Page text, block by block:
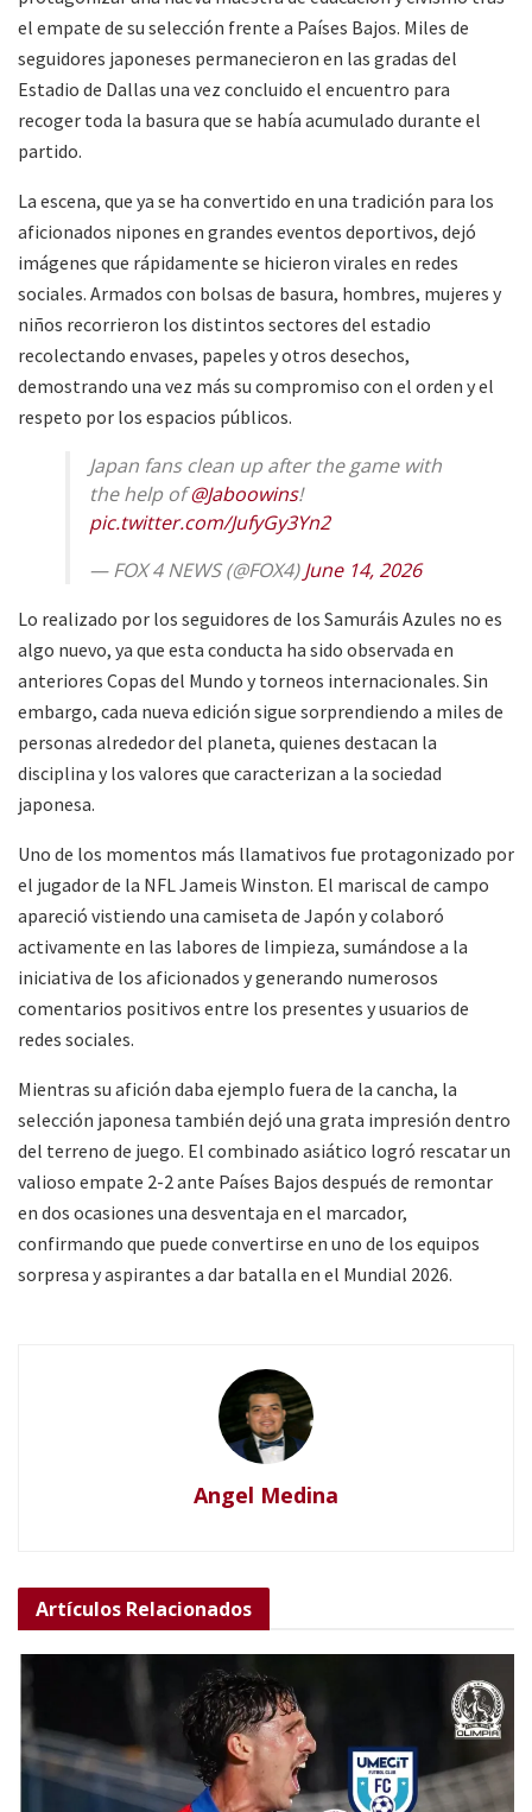
el empate de su selección frente a Países Bajos. Miles de
seguidores japoneses permanecieron en las gradas del
Estadio de Dallas una vez concluido el encuentro para
recoger toda la basura que se había acumulado durante el
partido.
La escena, que ya se ha convertido en una tradición para los
aficionados nipones en grandes eventos deportivos, dejó
imágenes que rápidamente se hicieron virales en redes
sociales. Armados con bolsas de basura, hombres, mujeres y
niños recorrieron los distintos sectores del estadio
recolectando envases, papeles y otros desechos,
demostrando una vez más su compromiso con el orden y el
respeto por los espacios públicos.
Japan fans clean up after the game with
the help of@Jaboowins!
pic.twitter.com/JufyGy3Yn2
— FOX 4 NEWS (@FOX4)June 14, 2026
Lo realizado por los seguidores de los Samuráis Azules no es
algo nuevo, ya que esta conducta ha sido observada en
anteriores Copas del Mundo y torneos internacionales. Sin
embargo, cada nueva edición sigue sorprendiendo a miles de
personas alrededor del planeta, quienes destacan la
disciplina y los valores que caracterizan a la sociedad
japonesa.
Uno de los momentos más llamativos fue protagonizado por
el jugador de la NFL Jameis Winston. El mariscal de campo
apareció vistiendo una camiseta de Japón y colaboró
activamente en las labores de limpieza, sumándose a la
iniciativa de los aficionados y generando numerosos
comentarios positivos entre los presentes y usuarios de
redes sociales.
Mientras su afición daba ejemplo fuera de la cancha, la
selección japonesa también dejó una grata impresión dentro
del terreno de juego. El combinado asiático logró rescatar un
valioso empate 2-2 ante Países Bajos después de remontar
en dos ocasiones una desventaja en el marcador,
confirmando que puede convertirse en uno de los equipos
sorpresa y aspirantes a dar batalla en el Mundial 2026.
Angel Medina
Artículos Relacionados